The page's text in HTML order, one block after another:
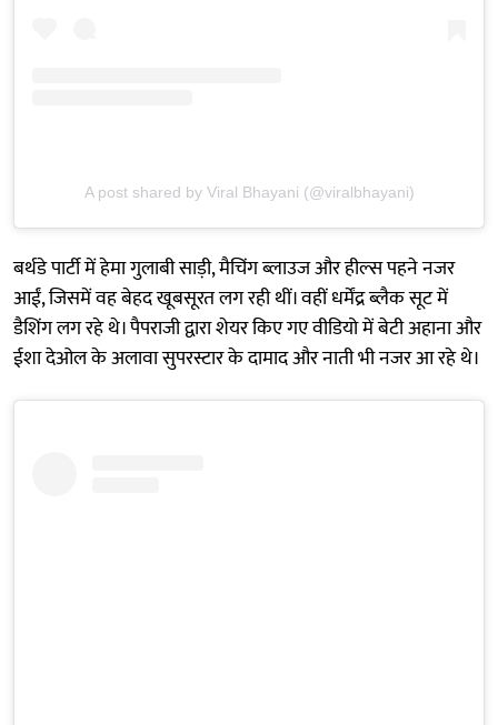
A post shared by Viral Bhayani (@viralbhayani)
बर्थडे पार्टी में हेमा गुलाबी साड़ी, मैचिंग ब्लाउज और हील्स पहने नजर
आईं, जिसमें वह बेहद खूबसूरत लग रही थीं। वहीं धर्मेंद्र ब्लैक सूट में
डैशिंग लग रहे थे। पैपराजी द्वारा शेयर किए गए वीडियो में बेटी अहाना और
ईशा देओल के अलावा सुपरस्टार के दामाद और नाती भी नजर आ रहे थे।